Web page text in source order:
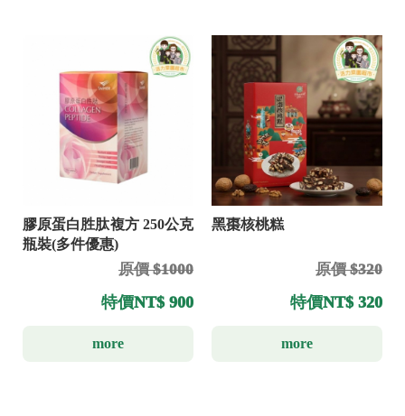
膠原蛋白胜肽複方 250公克
瓶裝(多件優惠)
原價 $1000
特價NT$ 900
more
黑棗核桃糕
原價 $320
特價NT$ 320
more